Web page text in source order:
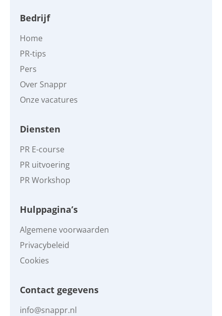
Bedrijf
Home
PR-tips
Pers
Over Snappr
Onze vacatures
Diensten
PR E-course
PR uitvoering
PR Workshop
Hulppagina’s
Algemene voorwaarden
Privacybeleid
Cookies
Contact gegevens
info@snappr.nl